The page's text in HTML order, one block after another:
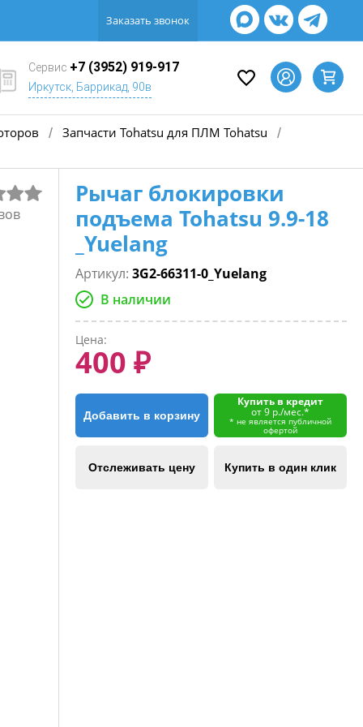
Заказать звонок
Сервис +7 (3952) 919-917
Иркутск, Баррикад, 90в
/ Запчасти Tohatsu для ПЛМ Tohatsu /
Рычаг блокировки
подъема Tohatsu 9.9-18
_Yuelang
Артикул: 3G2-66311-0_Yuelang
В наличии
Цена:
400 ₽
Добавить в корзину
Купить в кредит
от 9 р./мес.*
* не является публичной
офертой
Отслеживать цену Купить в один клик